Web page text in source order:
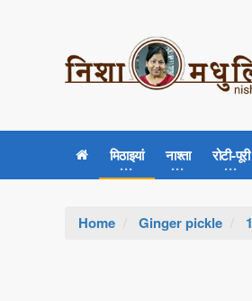
मिठाइयां नाश्ता रोटी-पूरी
Home Ginger pickle 1